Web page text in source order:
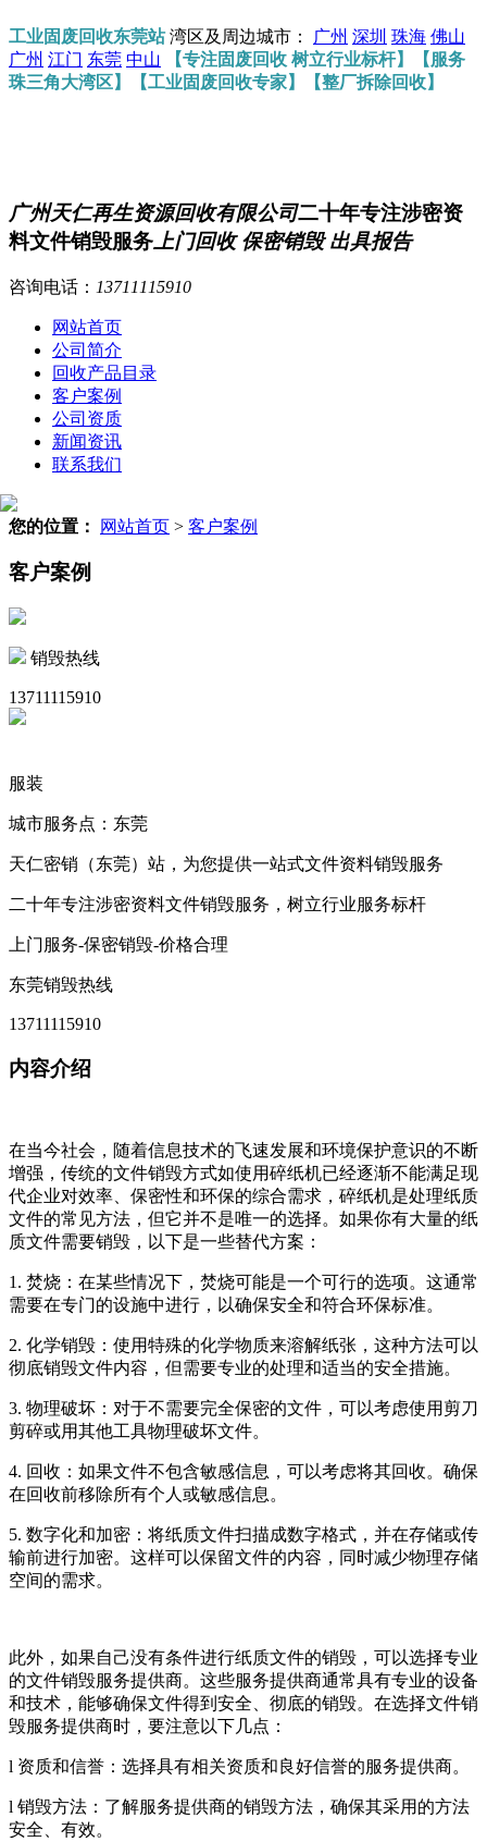
工业固废回收东莞站湾区及周边城市： 广州 深圳 珠海 佛山
广州 江门 东莞 中山
【专注固废回收 树立行业标杆】【服务
珠三角大湾区】【工业固废回收专家】【整厂拆除回收】
广州天仁再生资源回收有限公司二十年专注涉密资
料文件销毁服务 上门回收 保密销毁 出具报告
咨询电话： 13711115910
网站首页
公司简介
回收产品目录
客户案例
公司资质
新闻资讯
联系我们
您的位置： 网站首页 > 客户案例
客户案例
销毁热线
13711115910
服装
城市服务点：东莞
天仁密销（东莞）站，为您提供一站式文件资料销毁服务
二十年专注涉密资料文件销毁服务，树立行业服务标杆
上门服务-保密销毁-价格合理
东莞销毁热线
13711115910
内容介绍
在当今社会，随着信息技术的飞速发展和环境保护意识的不断
增强，传统的文件销毁方式如使用碎纸机已经逐渐不能满足现
代企业对效率、保密性和环保的综合需求，碎纸机是处理纸质
文件的常见方法，但它并不是唯一的选择。如果你有大量的纸
质文件需要销毁，以下是一些替代方案：
1. 焚烧：在某些情况下，焚烧可能是一个可行的选项。这通常
需要在专门的设施中进行，以确保安全和符合环保标准。
2. 化学销毁：使用特殊的化学物质来溶解纸张，这种方法可以
彻底销毁文件内容，但需要专业的处理和适当的安全措施。
3. 物理破坏：对于不需要完全保密的文件，可以考虑使用剪刀
剪碎或用其他工具物理破坏文件。
4. 回收：如果文件不包含敏感信息，可以考虑将其回收。确保
在回收前移除所有个人或敏感信息。
5. 数字化和加密：将纸质文件扫描成数字格式，并在存储或传
输前进行加密。这样可以保留文件的内容，同时减少物理存储
空间的需求。
此外，如果自己没有条件进行纸质文件的销毁，可以选择专业
的文件销毁服务提供商。这些服务提供商通常具有专业的设备
和技术，能够确保文件得到安全、彻底的销毁。在选择文件销
毁服务提供商时，要注意以下几点：
l 资质和信誉：选择具有相关资质和良好信誉的服务提供商。
l 销毁方法：了解服务提供商的销毁方法，确保其采用的方法
安全、有效。